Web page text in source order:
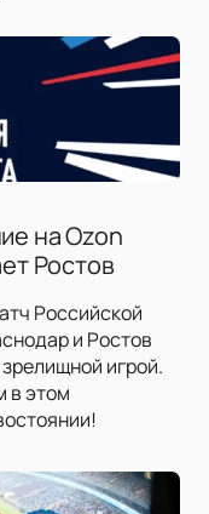
на Ozon
Ростов
Российской
и Ростов
игрой.
в этом